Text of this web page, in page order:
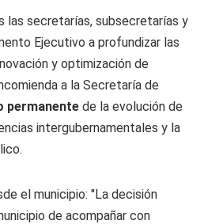
las secretarías, subsecretarías y
Ejecutivo a profundizar las
y optimización de
a la Secretaría de
permanente de la evolución de
intergubernamentales y la
el municipio: "La decisión
de acompañar con